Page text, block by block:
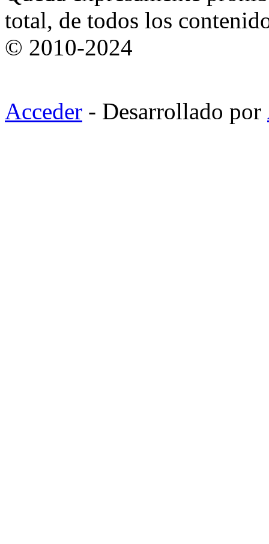
total, de todos los
© 2010-2024
Acceder - Desarrollado por